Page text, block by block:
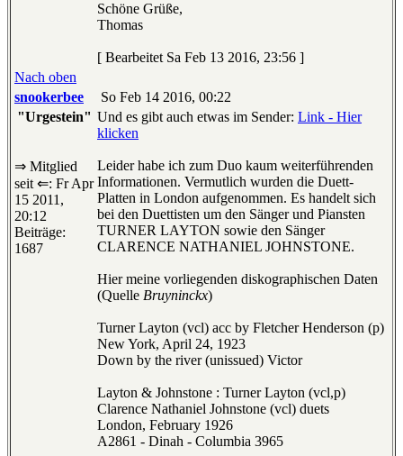
Schöne Grüße,
Thomas
[ Bearbeitet Sa Feb 13 2016, 23:56 ]
Nach oben
snookerbee
So Feb 14 2016, 00:22
"Urgestein"
⇒ Mitglied
seit ⇐: Fr Apr
15 2011,
20:12
Beiträge:
1687
Und es gibt auch etwas im Sender: Link - Hier
klicken
Leider habe ich zum Duo kaum weiterführenden
Informationen. Vermutlich wurden die Duett-
Platten in London aufgenommen. Es handelt sich
bei den Duettisten um den Sänger und Piansten
TURNER LAYTON sowie den Sänger
CLARENCE NATHANIEL JOHNSTONE.
Hier meine vorliegenden diskographischen Daten
(Quelle Bruyninckx)
Turner Layton (vcl) acc by Fletcher Henderson (p)
New York, April 24, 1923
Down by the river (unissued) Victor
Layton & Johnstone : Turner Layton (vcl,p)
Clarence Nathaniel Johnstone (vcl) duets
London, February 1926
A2861 - Dinah - Columbia 3965